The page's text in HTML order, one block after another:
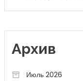
Архив
Июль 2026